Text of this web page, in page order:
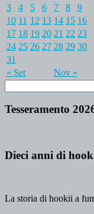
« Set Nov »
3
4 5 6 7 8
9
10 11 12 13 14 15 16
17 18 19 20 21 22 23
24 25 26 27 28 29 30
31
Tesseramento
Dieci anni di
La storia di hookii a